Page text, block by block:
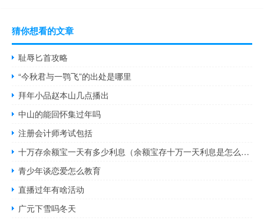
猜你想看的文章
耻辱匕首攻略
“今秋君与一鹗飞”的出处是哪里
拜年小品赵本山几点播出
中山的能回怀集过年吗
注册会计师考试包括
十万存余额宝一天有多少利息（余额宝存十万一天利息是怎么算的）
青少年谈恋爱怎么教育
直播过年有啥活动
广元下雪吗冬天